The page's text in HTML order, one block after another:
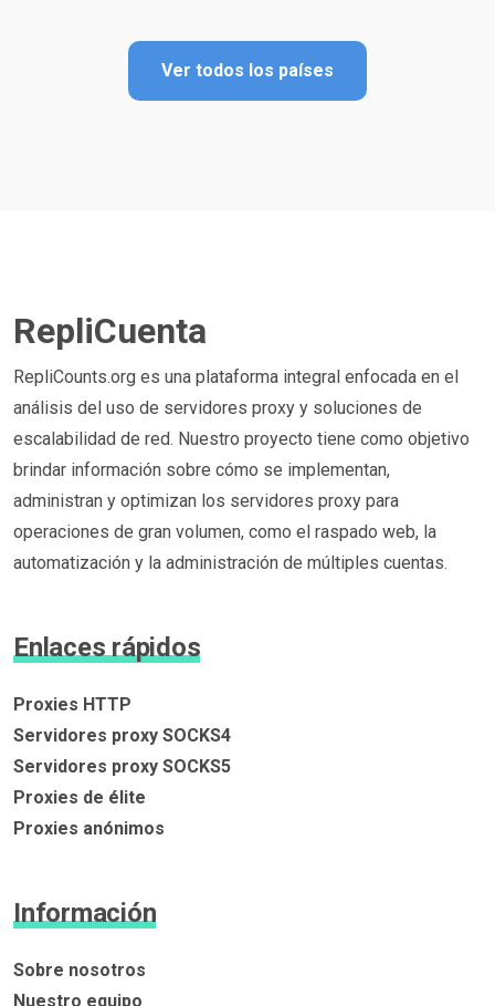
Ver todos los países
RepliCuenta
RepliCounts.org es una plataforma integral enfocada en el
análisis del uso de servidores proxy y soluciones de
escalabilidad de red. Nuestro proyecto tiene como objetivo
brindar información sobre cómo se implementan,
administran y optimizan los servidores proxy para
operaciones de gran volumen, como el raspado web, la
automatización y la administración de múltiples cuentas.
Enlaces rápidos
Proxies HTTP
Servidores proxy SOCKS4
Servidores proxy SOCKS5
Proxies de élite
Proxies anónimos
Información
Sobre nosotros
Nuestro equipo